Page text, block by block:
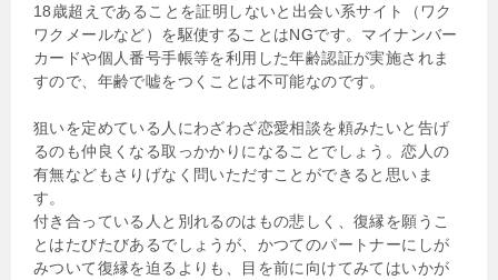
18歳超えであることを証明しないと出会い系サイト（ワク
ワクメールなど）を駆使することはNGです。マイナンバー
カードや個人番号手帳等を利用した年齢認証が実施されま
すので、年齢で嘘をつくことは不可能なのです。
狙いを定めている人にわざわざ恋愛相談を頼みたいと告げ
るのも仲良くなる取っかかりになることでしょう。恋人の
有無などもさりげなく問いただすことができると思いま
す。
付き合っている人と別れるのはもの悲しく、復縁を願うこ
とはたびたびあるでしょうが、かつてのパートナーにしが
みついて復縁を迫るよりも、目を前に向けてみてはいかが